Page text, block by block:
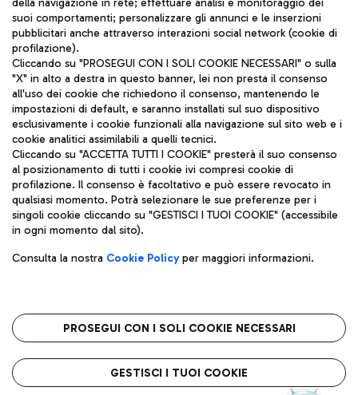
ITA
Aeroporti di Roma S.p.A. - Società soggetta a direzione e
coordinamento di Mundys S.p.A.
Codice fiscale e Registro delle Imprese di Roma 13032990155 P.
IVA 06572251004
Capitale sociale 62.224.743,00 int. vers.
Sede legale: Via Pier Paolo Racchetti 1 - 00054 Fiumicino (RM)
telefono +39 06 65951
Privacy policy
Note legali
Roma FCO
L'aeroporto stellato
della navigazione in rete; effettuare analisi e monitoraggio dei
suoi comportamenti; personalizzare gli annunci e le inserzioni
pubblicitari anche attraverso interazioni social network (cookie di
profilazione).
Cliccando su "PROSEGUI CON I SOLI COOKIE NECESSARI" o sulla
"X" in alto a destra in questo banner, lei non presta il consenso
all'uso dei cookie che richiedono il consenso, mantenendo le
impostazioni di default, e saranno installati sul suo dispositivo
esclusivamente i cookie funzionali alla navigazione sul sito web e i
cookie analitici assimilabili a quelli tecnici.
Cliccando su "ACCETTA TUTTI I COOKIE" presterà il suo consenso
al posizionamento di tutti i cookie ivi compresi cookie di
profilazione. Il consenso è facoltativo e può essere revocato in
qualsiasi momento. Potrà selezionare le sue preferenze per i
singoli cookie cliccando su "GESTISCI I TUOI COOKIE" (accessibile
in ogni momento dal sito).
Consulta la nostra Cookie Policyper maggiori informazioni.
PROSEGUI CON I SOLI COOKIE NECESSARI
GESTISCI I TUOI COOKIE